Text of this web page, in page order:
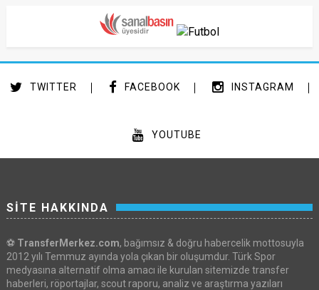
TWITTER FACEBOOK INSTAGRAM
YOUTUBE
SİTE HAKKINDA
⚽ TransferMerkez.com, bağımsız & doğru habercelik mottosuyla
2012 yılı Temmuz ayında yola çıkan bir oluşumdur. Türk Spor
medyasına alternatif olma amacı ile kurulan sitemizde transfer
haberleri, röportajlar, scout raporu, analiz ve araştırma yazıları